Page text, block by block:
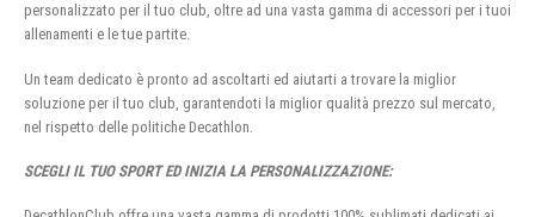
personalizzato per il tuo club, oltre ad una vasta gamma di accessori per i tuoi
allenamenti e le tue partite.
Un team dedicato è pronto ad ascoltarti ed aiutarti a trovare la miglior
soluzione per il tuo club, garantendoti la miglior qualità prezzo sul mercato,
nel rispetto delle politiche Decathlon.
SCEGLI IL TUO SPORT ED INIZIA LA PERSONALIZZAZIONE: